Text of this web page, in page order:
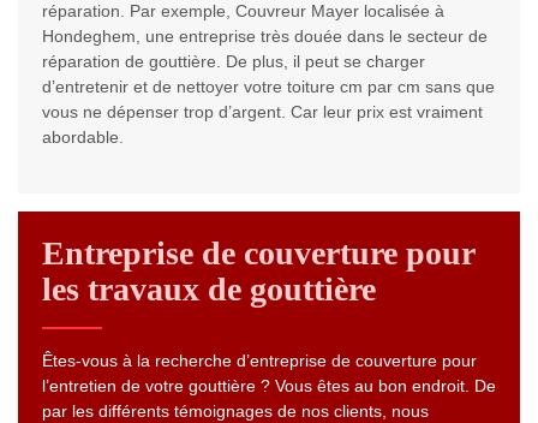
réparation. Par exemple, Couvreur Mayer localisée à
Hondeghem, une entreprise très douée dans le secteur de
réparation de gouttière. De plus, il peut se charger
d’entretenir et de nettoyer votre toiture cm par cm sans que
vous ne dépenser trop d’argent. Car leur prix est vraiment
abordable.
Entreprise de couverture pour
les travaux de gouttière
Êtes-vous à la recherche d’entreprise de couverture pour
l’entretien de votre gouttière ? Vous êtes au bon endroit. De
par les différents témoignages de nos clients, nous